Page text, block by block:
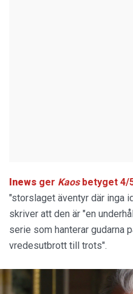
Inews ger Kaos betyget 4/
"storslaget äventyr där inga
skriver att den är "en
serie som hanterar gudarna
vredesutbrott till trots".